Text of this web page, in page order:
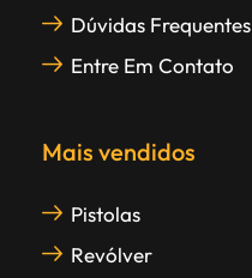
Dúvidas Frequentes
Entre Em Contato
Mais vendidos
Pistolas
Revólver